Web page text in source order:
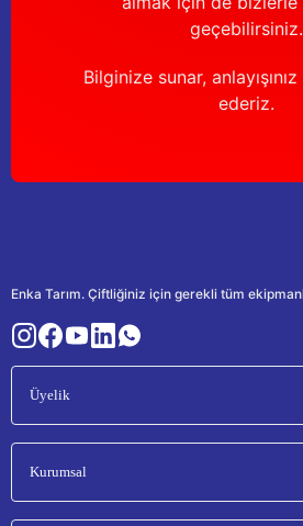
geçebilirsiniz.
Bilginize sunar,
ederiz.
Enka Tarım. Çiftliğiniz için gerekli tüm
Üyelik
Kurumsal